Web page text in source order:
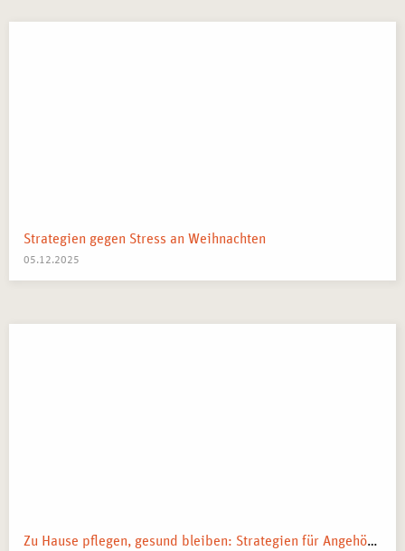
Strategien gegen Stress an Weihnachten
05.12.2025
Zu Hause pflegen, gesund bleiben: Strategien für Angehörige